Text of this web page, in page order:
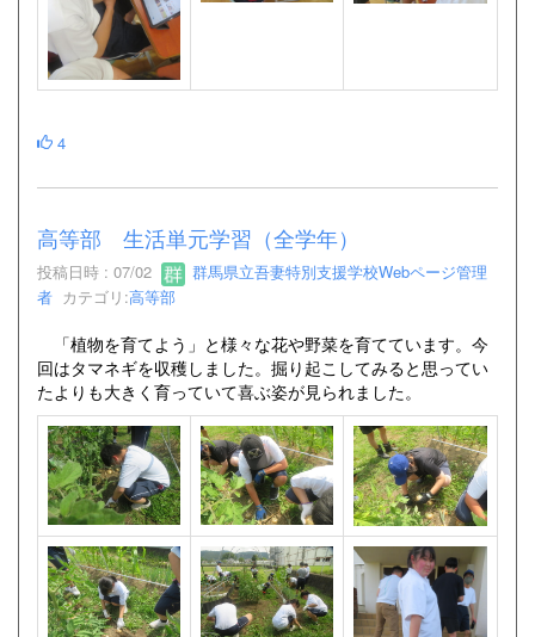
4
高等部 生活単元学習（全学年）
投稿日時 : 07/02
群馬県立吾妻特別支援学校Webページ管理
者 カテゴリ:高等部
「植物を育てよう」と様々な花や野菜を育てています。今
回はタマネギを収穫しました。掘り起こしてみると思ってい
たよりも大きく育っていて喜ぶ姿が見られました。